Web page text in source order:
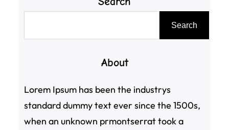
Search
About
Lorem Ipsum has been the industrys
standard dummy text ever since the 1500s,
when an unknown prmontserrat took a